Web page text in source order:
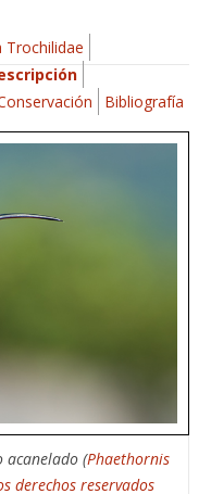
Trochilidae
Bibliografía
acanelado (Phaethornis
derechos reservados